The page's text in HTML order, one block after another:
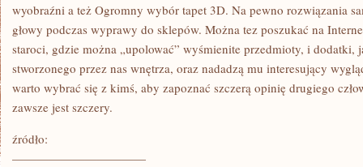
wyobraźni a też Ogromny wybór tapet 3D. Na pewno rozwiązania
głowy podczas wyprawy do sklepów. Można tez poszukać na
staroci, gdzie można „upolować” wyśmienite przedmioty, i dodatki,
stworzonego przez nas wnętrza, oraz nadadzą mu interesujący
warto wybrać się z kimś, aby zapoznać szczerą opinię drugiego
zawsze jest szczery.
źródło:
———————————